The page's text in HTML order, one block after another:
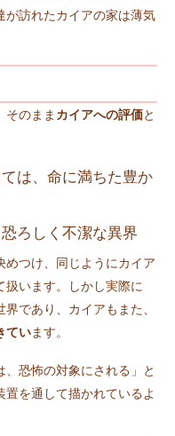
が訪れたカイアの家は薄気
そのまま カイアへの評価と
は、命に満ちた豊か
ろしく不潔な異界
めつけ、同じようにカイア
扱います。しかし実際に
であり、カイアもまた、
ています。
恐怖の対象にされる」と
を通して描かれているよ